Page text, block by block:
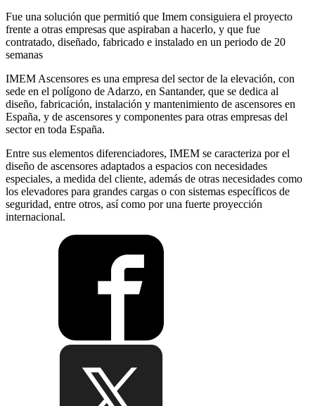
Fue una solución que permitió que Imem consiguiera el proyecto
frente a otras empresas que aspiraban a hacerlo, y que fue
contratado, diseñado, fabricado e instalado en un periodo de 20
semanas
IMEM Ascensores es una empresa del sector de la elevación, con
sede en el polígono de Adarzo, en Santander, que se dedica al
diseño, fabricación, instalación y mantenimiento de ascensores en
España, y de ascensores y componentes para otras empresas del
sector en toda España.
Entre sus elementos diferenciadores, IMEM se caracteriza por el
diseño de ascensores adaptados a espacios con necesidades
especiales, a medida del cliente, además de otras necesidades como
los elevadores para grandes cargas o con sistemas específicos de
seguridad, entre otros, así como por una fuerte proyección
internacional.